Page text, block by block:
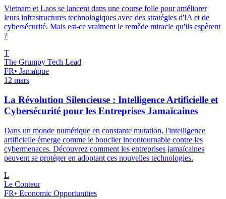
Vietnam et Laos se lancent dans une course folle pour améliorer
leurs infrastructures technologiques avec des stratégies d'IA et de
cybersécurité. Mais est-ce vraiment le remède miracle qu'ils espèrent
?
T
The Grumpy Tech Lead
FR• Jamaïque
12 mars
La Révolution Silencieuse : Intelligence Artificielle et
Cybersécurité pour les Entreprises Jamaïcaines
Dans un monde numérique en constante mutation, l'intelligence
artificielle émerge comme le bouclier incontournable contre les
cybermenaces. Découvrez comment les entreprises jamaïcaines
peuvent se protéger en adoptant ces nouvelles technologies.
L
Le Conteur
FR• Economic Opportunities